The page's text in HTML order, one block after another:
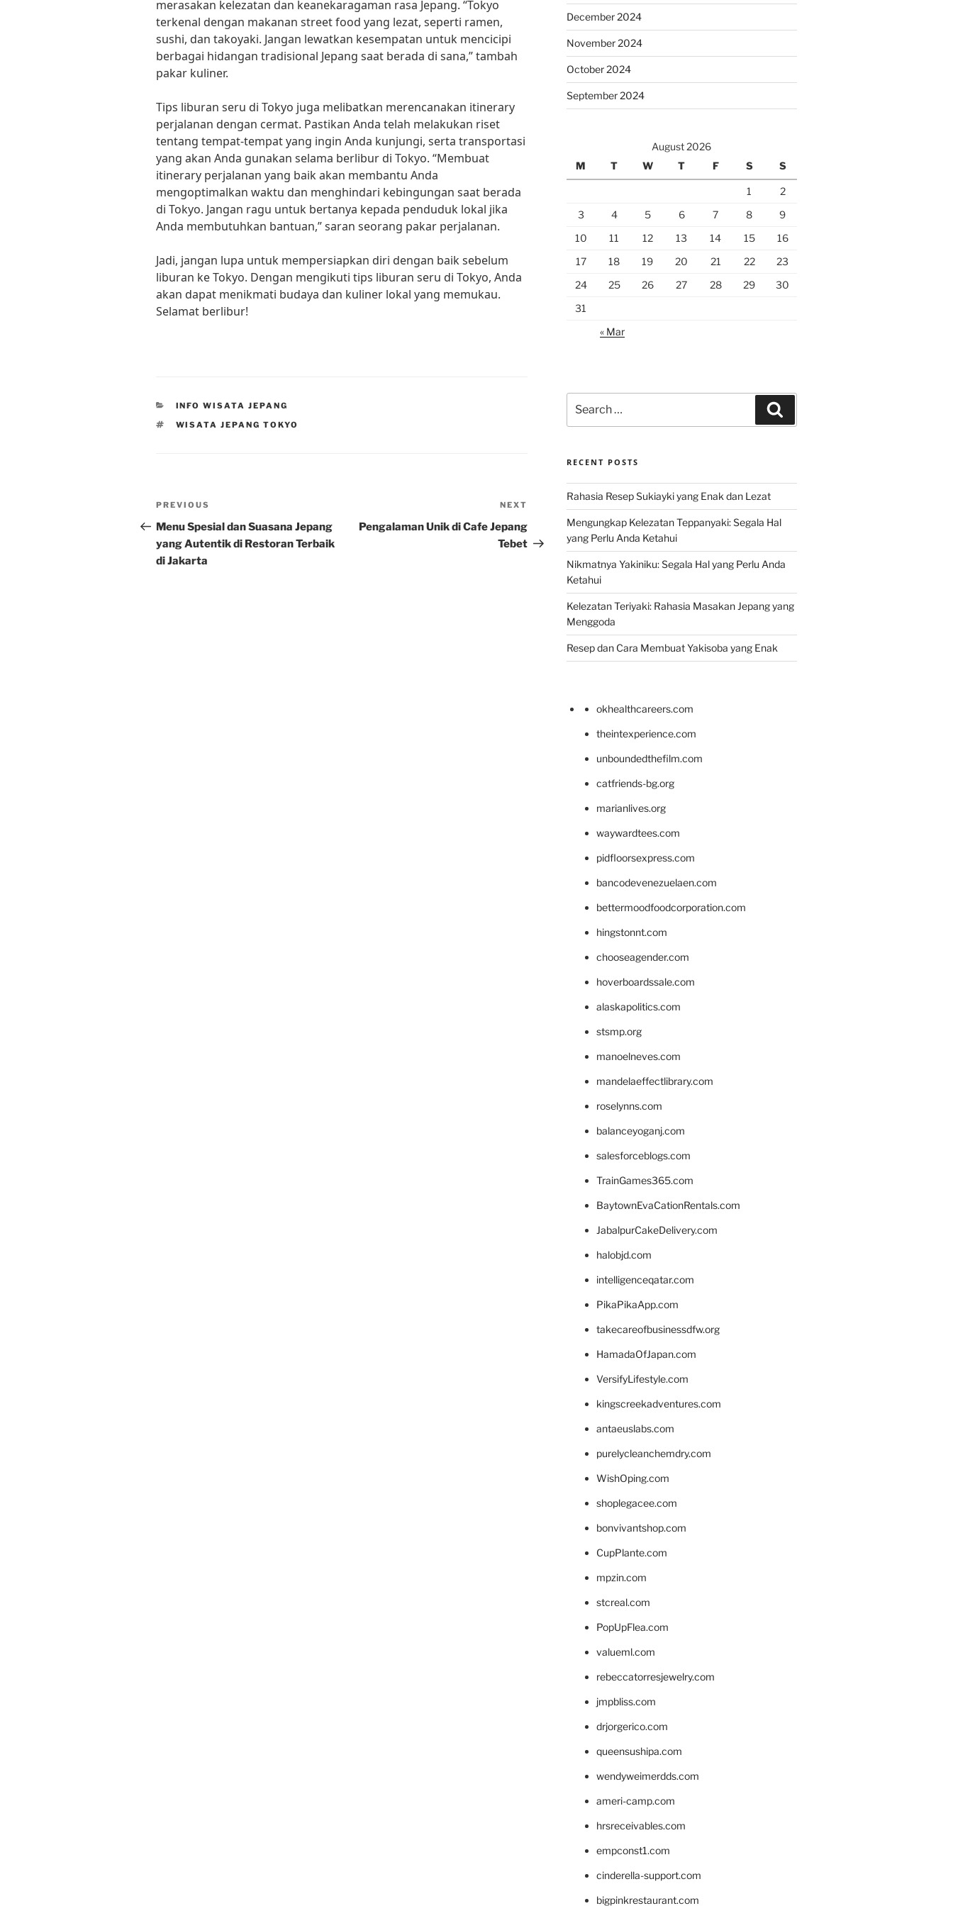
merasakan kelezatan dan keanekaragaman rasa Jepang. “Tokyo
terkenal dengan makanan street food yang lezat, seperti ramen,
sushi, dan takoyaki. Jangan lewatkan kesempatan untuk mencicipi
berbagai hidangan tradisional Jepang saat berada di sana,” tambah
pakar kuliner.
Tips liburan seru di Tokyo juga melibatkan merencanakan itinerary
perjalanan dengan cermat. Pastikan Anda telah melakukan riset
tentang tempat-tempat yang ingin Anda kunjungi, serta transportasi
yang akan Anda gunakan selama berlibur di Tokyo. “Membuat
itinerary perjalanan yang baik akan membantu Anda
mengoptimalkan waktu dan menghindari kebingungan saat berada
di Tokyo. Jangan ragu untuk bertanya kepada penduduk lokal jika
Anda membutuhkan bantuan,” saran seorang pakar perjalanan.
Jadi, jangan lupa untuk mempersiapkan diri dengan baik sebelum
liburan ke Tokyo. Dengan mengikuti tips liburan seru di Tokyo, Anda
akan dapat menikmati budaya dan kuliner lokal yang memukau.
Selamat berlibur!
CATEGORIES
INFO WISATA JEPANG
TAGS
WISATA JEPANG TOKYO
Post
navigation
Previous
Post
PREVIOUS
Menu Spesial dan Suasana Jepang
yang Autentik di Restoran Terbaik
di Jakarta
Post
NEXT
Pengalaman Unik di Cafe Jepang
Tebet
December 2024
November 2024
October 2024
September 2024
August 2026
M
T W T F S S
1
2
3
4 5 6 7 8
9
10
11 12 13 14 15
16
17
18 19 20 21 22
23
24
25 26 27 28 29
30
31
« Mar
for:
RECENT POSTS
Rahasia Resep Sukiayki yang Enak dan Lezat
Mengungkap Kelezatan Teppanyaki: Segala Hal
yang Perlu Anda Ketahui
Nikmatnya Yakiniku: Segala Hal yang Perlu Anda
Ketahui
Kelezatan Teriyaki: Rahasia Masakan Jepang yang
Menggoda
Resep dan Cara Membuat Yakisoba yang Enak
okhealthcareers.com
theintexperience.com
unboundedthefilm.com
catfriends-bg.org
marianlives.org
waywardtees.com
pidfloorsexpress.com
bancodevenezuelaen.com
bettermoodfoodcorporation.com
hingstonnt.com
chooseagender.com
hoverboardssale.com
alaskapolitics.com
stsmp.org
manoelneves.com
mandelaeffectlibrary.com
roselynns.com
balanceyoganj.com
salesforceblogs.com
TrainGames365.com
BaytownEvaCationRentals.com
JabalpurCakeDelivery.com
halobjd.com
intelligenceqatar.com
PikaPikaApp.com
takecareofbusinessdfw.org
HamadaOfJapan.com
VersifyLifestyle.com
kingscreekadventures.com
antaeuslabs.com
purelycleanchemdry.com
WishOping.com
shoplegacee.com
bonvivantshop.com
CupPlante.com
mpzin.com
stcreal.com
PopUpFlea.com
valueml.com
rebeccatorresjewelry.com
jmpbliss.com
drjorgerico.com
queensushipa.com
wendyweimerdds.com
ameri-camp.com
hrsreceivables.com
empconst1.com
cinderella-support.com
bigpinkrestaurant.com